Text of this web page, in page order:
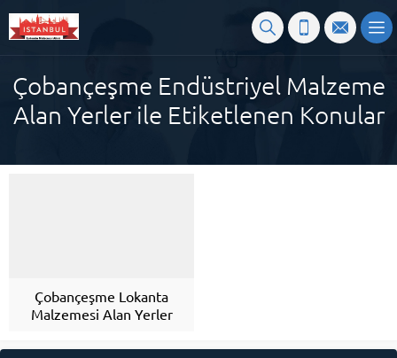
Çobançeşme Endüstriyel Malzeme
Alan Yerler ile Etiketlenen Konular
Çobançeşme Lokanta
Malzemesi Alan Yerler